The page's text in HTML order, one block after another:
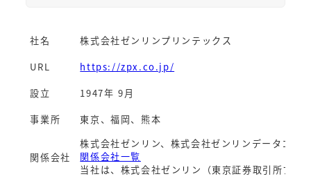
社名
株式会社ゼンリンプリンテックス
URL
https://zpx.co.jp/
設立
1947年 9月
事業所
東京、福岡、熊本
関係会社
株式会社ゼンリン、株式会社ゼンリンデータコム
関係会社一覧
当社は、株式会社ゼンリン（東京証券取引所プラ